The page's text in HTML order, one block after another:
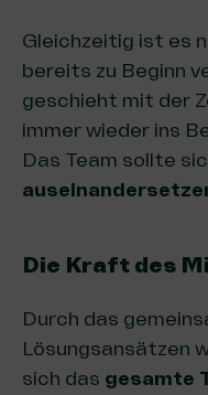
Gleichzeitig ist es
bereits zu Beginn
geschieht mit der
immer wieder ins
Das Team sollte
Die Kraft des
Durch das
Lösungsansätzen
sich das gesamte